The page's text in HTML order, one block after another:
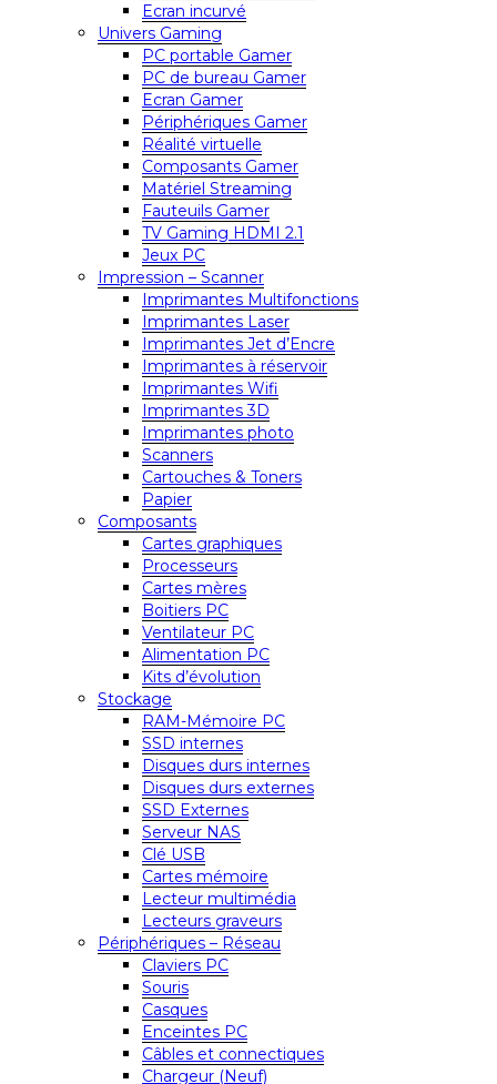
Ecran incurvé
Univers Gaming
PC portable Gamer
PC de bureau Gamer
Ecran Gamer
Périphériques Gamer
Réalité virtuelle
Composants Gamer
Matériel Streaming
Fauteuils Gamer
TV Gaming HDMI 2.1
Jeux PC
Impression – Scanner
Imprimantes Multifonctions
Imprimantes Laser
Imprimantes Jet d’Encre
Imprimantes à réservoir
Imprimantes Wifi
Imprimantes 3D
Imprimantes photo
Scanners
Cartouches & Toners
Papier
Composants
Cartes graphiques
Processeurs
Cartes mères
Boitiers PC
Ventilateur PC
Alimentation PC
Kits d’évolution
Stockage
RAM-Mémoire PC
SSD internes
Disques durs internes
Disques durs externes
SSD Externes
Serveur NAS
Clé USB
Cartes mémoire
Lecteur multimédia
Lecteurs graveurs
Périphériques – Réseau
Claviers PC
Souris
Casques
Enceintes PC
Câbles et connectiques
Chargeur (Neuf)